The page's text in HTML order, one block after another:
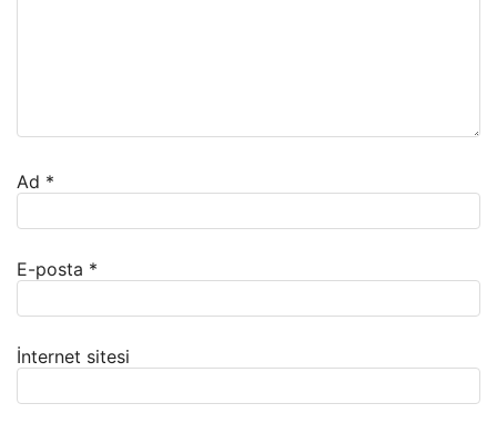
Ad *
E-posta *
İnternet sitesi